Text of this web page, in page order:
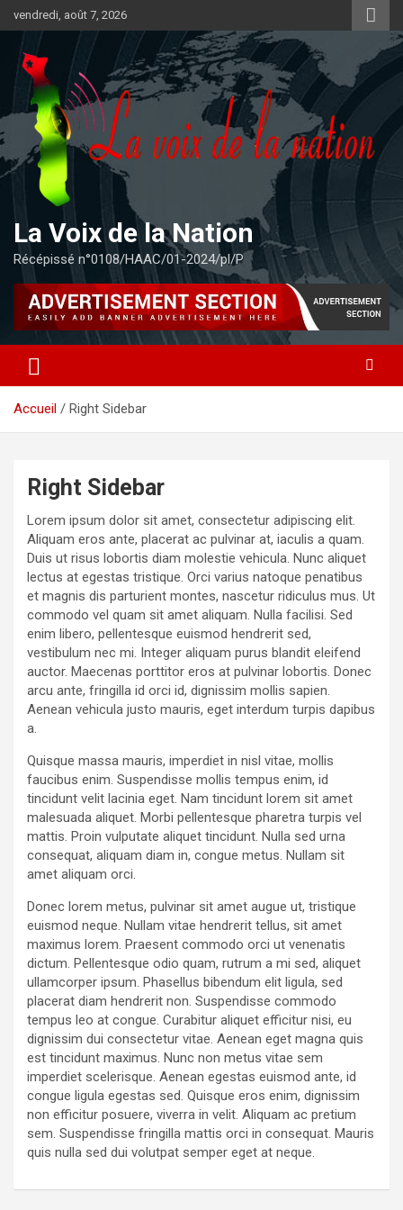
au
contenu
vendredi, août 7, 2026
La Voix de la Nation
Récépissé n°0108/HAAC/01-2024/pl/P
Accueil Right Sidebar
Right Sidebar
Lorem ipsum dolor sit amet, consectetur adipiscing elit.
Aliquam eros ante, placerat ac pulvinar at, iaculis a quam.
Duis ut risus lobortis diam molestie vehicula. Nunc aliquet
lectus at egestas tristique. Orci varius natoque penatibus
et magnis dis parturient montes, nascetur ridiculus mus. Ut
commodo vel quam sit amet aliquam. Nulla facilisi. Sed
enim libero, pellentesque euismod hendrerit sed,
vestibulum nec mi. Integer aliquam purus blandit eleifend
auctor. Maecenas porttitor eros at pulvinar lobortis. Donec
arcu ante, fringilla id orci id, dignissim mollis sapien.
Aenean vehicula justo mauris, eget interdum turpis dapibus
a.
Quisque massa mauris, imperdiet in nisl vitae, mollis
faucibus enim. Suspendisse mollis tempus enim, id
tincidunt velit lacinia eget. Nam tincidunt lorem sit amet
malesuada aliquet. Morbi pellentesque pharetra turpis vel
mattis. Proin vulputate aliquet tincidunt. Nulla sed urna
consequat, aliquam diam in, congue metus. Nullam sit
amet aliquam orci.
Donec lorem metus, pulvinar sit amet augue ut, tristique
euismod neque. Nullam vitae hendrerit tellus, sit amet
maximus lorem. Praesent commodo orci ut venenatis
dictum. Pellentesque odio quam, rutrum a mi sed, aliquet
ullamcorper ipsum. Phasellus bibendum elit ligula, sed
placerat diam hendrerit non. Suspendisse commodo
tempus leo at congue. Curabitur aliquet efficitur nisi, eu
dignissim dui consectetur vitae. Aenean eget magna quis
est tincidunt maximus. Nunc non metus vitae sem
imperdiet scelerisque. Aenean egestas euismod ante, id
congue ligula egestas sed. Quisque eros enim, dignissim
non efficitur posuere, viverra in velit. Aliquam ac pretium
sem. Suspendisse fringilla mattis orci in consequat. Mauris
quis nulla sed dui volutpat semper eget at neque.